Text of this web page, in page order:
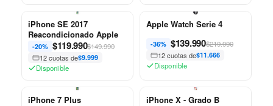
iPhone SE 2017
Reacondicionado Apple
-20% $119.990$149.990
12 cuotas de$9.999
Disponible
Apple Watch Serie 4
-36% $139.990$219.990
12 cuotas de$11.666
Disponible
iPhone 7 Plus iPhone X - Grado B